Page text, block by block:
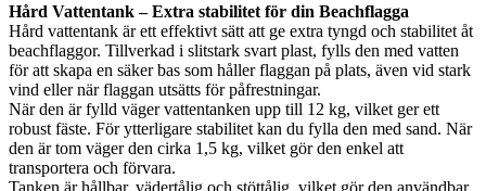
Hård Vattentank – Extra stabilitet för din Beachflagga
Hård vattentank är ett effektivt sätt att ge extra tyngd och stabilitet åt
beachflaggor. Tillverkad i slitstark svart plast, fylls den med vatten
för att skapa en säker bas som håller flaggan på plats, även vid stark
vind eller när flaggan utsätts för påfrestningar.
När den är fylld väger vattentanken upp till 12 kg, vilket ger ett
robust fäste. För ytterligare stabilitet kan du fylla den med sand. När
den är tom väger den cirka 1,5 kg, vilket gör den enkel att
transportera och förvara.
Tanken är hållbar, vädertålig och stöttålig, vilket gör den användbar